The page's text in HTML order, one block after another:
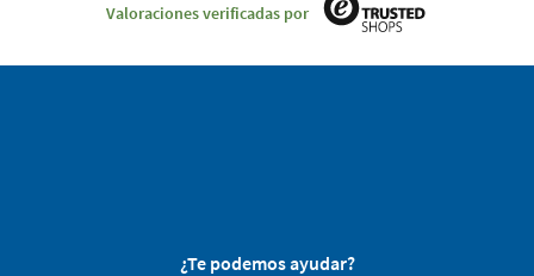
Valoraciones verificadas por
¿Te podemos ayudar?